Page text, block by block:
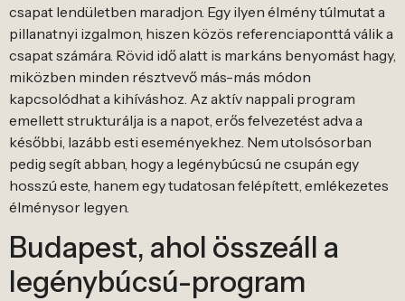
csapat lendületben maradjon. Egy ilyen élmény túlmutat a
pillanatnyi izgalmon, hiszen közös referenciaponttá válik a
csapat számára. Rövid idő alatt is markáns benyomást hagy,
miközben minden résztvevő más-más módon
kapcsolódhat a kihíváshoz. Az aktív nappali program
emellett strukturálja is a napot, erős felvezetést adva a
későbbi, lazább esti eseményekhez. Nem utolsósorban
pedig segít abban, hogy a legénybúcsú ne csupán egy
hosszú este, hanem egy tudatosan felépített, emlékezetes
élménysor legyen.
Budapest, ahol összeáll a
legénybúcsú-program